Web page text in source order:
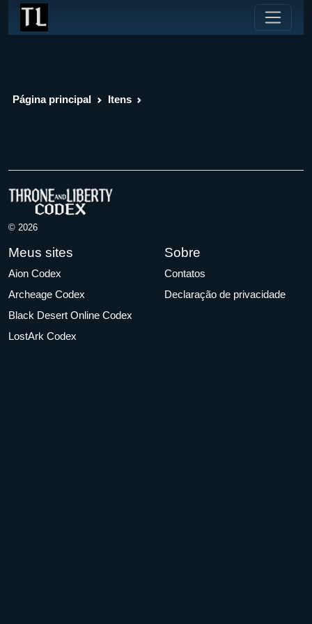
Página principal Itens
© 2026
Meus sites
Aion Codex
Archeage Codex
Black Desert Online Codex
LostArk Codex
Sobre
Contatos
Declaração de privacidade